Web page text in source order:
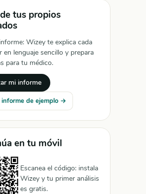
tus propios
Wizey te explica cada
en lenguaje sencillo y prepara
para tu médico.
mi informe
de ejemplo →
en tu móvil
Escanea el código: instala
Wizey y tu primer análisis
es gratis.